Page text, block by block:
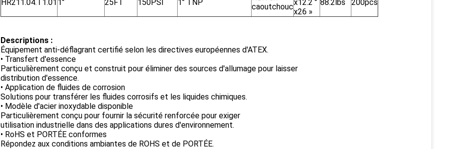
HR211.04.T1.01 1" 25FT 150PSI 1" TNP
caoutchoucx12.2 "
x26 »
88.2lbs 200pcs
Descriptions :
Équipement anti-déflagrant certifié selon les directives européennes d'ATEX.
• Transfert d'essence
Particulièrement conçu et construit pour éliminer des sources d'allumage pour laisser
distribution d'essence.
• Application de fluides de corrosion
Solutions pour transférer les fluides corrosifs et les liquides chimiques.
• Modèle d'acier inoxydable disponible
Particulièrement conçu pour fournir la sécurité renforcée pour exiger
utilisation industrielle dans des applications dures d'environnement.
• RoHS et PORTÉE conformes
Répondez aux conditions ambiantes de ROHS et de PORTÉE.